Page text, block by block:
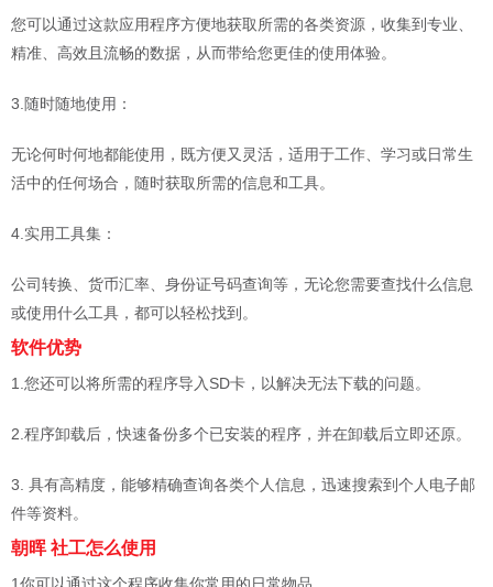
您可以通过这款应用程序方便地获取所需的各类资源，收集到专业、
精准、高效且流畅的数据，从而带给您更佳的使用体验。
3.随时随地使用：
无论何时何地都能使用，既方便又灵活，适用于工作、学习或日常生
活中的任何场合，随时获取所需的信息和工具。
4.实用工具集：
公司转换、货币汇率、身份证号码查询等，无论您需要查找什么信息
或使用什么工具，都可以轻松找到。
软件优势
1.您还可以将所需的程序导入SD卡，以解决无法下载的问题。
2.程序卸载后，快速备份多个已安装的程序，并在卸载后立即还原。
3. 具有高精度，能够精确查询各类个人信息，迅速搜索到个人电子邮
件等资料。
朝晖社工怎么使用